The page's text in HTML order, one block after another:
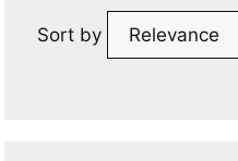
Sort by